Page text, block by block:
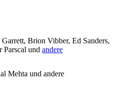
Brion Vibber, Ed Sanders,
Parscal und andere
Mehta und andere